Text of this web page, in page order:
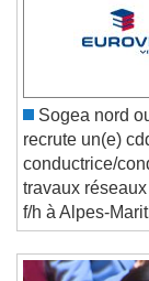
Play
Play
Current
/
Duration
Loaded:
Stream
Seek
1x
Sogea nord
recrute un(e)
conductrice/
travaux réseaux
f/h à Alpes-